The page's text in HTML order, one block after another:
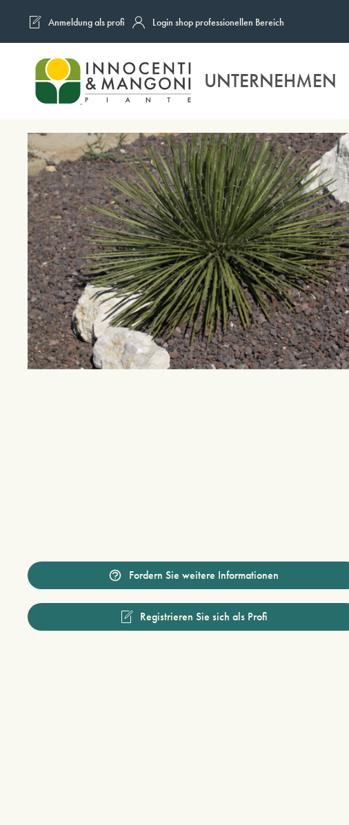
Skip to main content
Anmeldung als profi Login shop professionellen Bereich
UNTERNEHMEN
Fordern Sie weitere Informationen
Registrieren Sie sich als Profi